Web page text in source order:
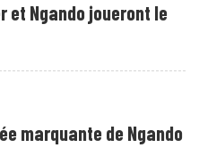
et Ngando joueront le
marquante de Ngando